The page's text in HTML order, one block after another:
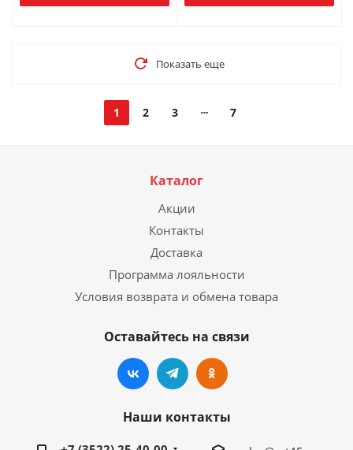
Показать еще
1 2 3 7
Каталог
Акции
Контакты
Доставка
Программа лояльности
Условия возврата и обмена товара
Оставайтесь на связи
Наши контакты